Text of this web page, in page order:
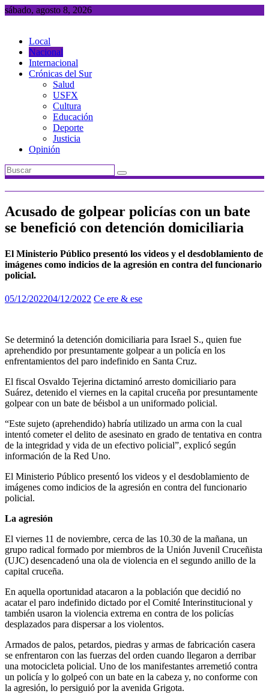
Saltar
sábado, agosto 8, 2026
Local
Nacional
Internacional
Crónicas del Sur
Salud
USFX
Cultura
Educación
Deporte
Justicia
Opinión
Acusado de golpear policías con un bate
se benefició con detención domiciliaria
El Ministerio Público presentó los videos y el desdoblamiento de
imágenes como indicios de la agresión en contra del funcionario
policial.
05/12/202204/12/2022 Ce ere & ese
Se determinó la detención domiciliaria para Israel S., quien fue
aprehendido por presuntamente golpear a un policía en los
enfrentamientos del paro indefinido en Santa Cruz.
El fiscal Osvaldo Tejerina dictaminó arresto domiciliario para
Suárez, detenido el viernes en la capital cruceña por presuntamente
golpear con un bate de béisbol a un uniformado policial.
“Este sujeto (aprehendido) habría utilizado un arma con la cual
intentó cometer el delito de asesinato en grado de tentativa en contra
de la integridad y vida de un efectivo policial”, explicó según
información de la Red Uno.
El Ministerio Público presentó los videos y el desdoblamiento de
imágenes como indicios de la agresión en contra del funcionario
policial.
La agresión
El viernes 11 de noviembre, cerca de las 10.30 de la mañana, un
grupo radical formado por miembros de la Unión Juvenil Cruceñista
(UJC) desencadenó una ola de violencia en el segundo anillo de la
capital cruceña.
En aquella oportunidad atacaron a la población que decidió no
acatar el paro indefinido dictado por el Comité Interinstitucional y
también usaron la violencia extrema en contra de los policías
desplazados para dispersar a los violentos.
Armados de palos, petardos, piedras y armas de fabricación casera
se enfrentaron con las fuerzas del orden cuando llegaron a derribar
una motocicleta policial. Uno de los manifestantes arremetió contra
un policía y lo golpeó con un bate en la cabeza y, no conforme con
la agresión, lo persiguió por la avenida Grigota.